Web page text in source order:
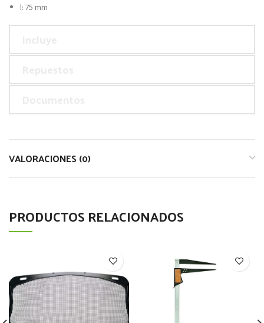
l: 75 mm
VALORACIONES (0)
PRODUCTOS RELACIONADOS